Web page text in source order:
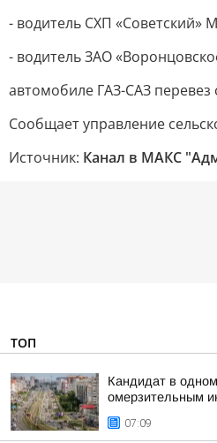
- водитель СХП «Советский»
- водитель ЗАО
автомобиле ГАЗ-САЗ перевез
Сообщает управление
Источник: Канал в МАКС
ТОП
Кандидат в
омерзительным
07:09